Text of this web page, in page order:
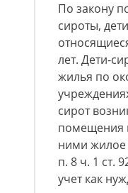
По закону
сироты,
лет. Дети-
жилья по
сирот
помещения
ними жилое
п. 8 ч. 1 ст.
учет как